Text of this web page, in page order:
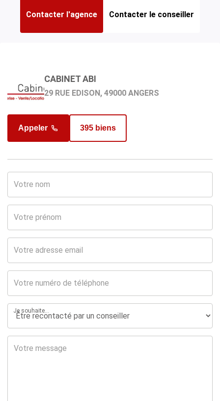
Contacter l'agence Contacter le conseiller
HUAU JÉRÔME
Agent commercial en charge du bien
Appeler 67 biens
CABINET ABI
29 RUE EDISON, 49000 ANGERS
Appeler 395 biens
Je souhaite...